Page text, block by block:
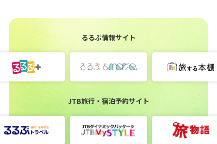
るるぶ情報サイト
JTB旅行・宿泊予約サイト